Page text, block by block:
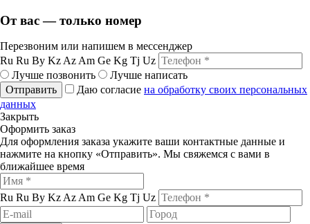
От вас — только номер
Перезвоним или напишем в мессенджер
Ru Ru By KzAzAm Ge Kg Tj Uz
Лучше позвонить
Лучше написать
Отправить
Даю согласие на обработку своих персональных
данных
Закрыть
Оформить заказ
Для оформления заказа укажите ваши контактные данные и
нажмите на кнопку «Отправить». Мы свяжемся с вами в
ближайшее время
Ru Ru By KzAzAm Ge Kg Tj Uz